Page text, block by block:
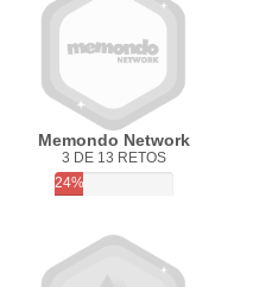
Memondo Network
3 DE 13 RETOS
24%